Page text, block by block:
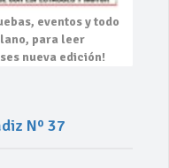
eventosy todo
para leer
nueva edición!
Nº 37